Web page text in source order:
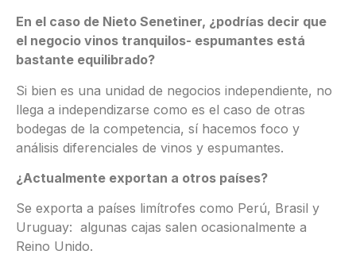
En el caso de Nieto Senetiner, ¿podrías decir que
el negocio vinos tranquilos- espumantes está
bastante equilibrado?
Si bien es una unidad de negocios independiente, no
llega a independizarse como es el caso de otras
bodegas de la competencia, sí hacemos foco y
análisis diferenciales de vinos y espumantes.
¿Actualmente exportan a otros países?
Se exporta a países limítrofes como Perú, Brasil y
Uruguay: algunas cajas salen ocasionalmente a
Reino Unido.